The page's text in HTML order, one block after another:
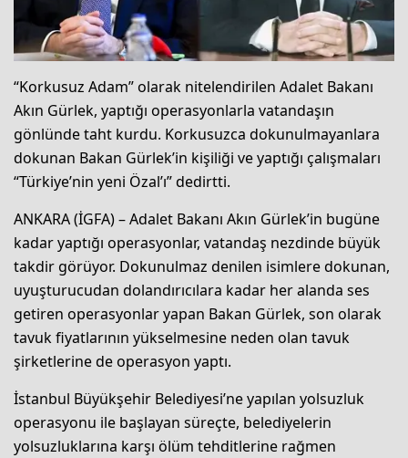
“Korkusuz Adam” olarak nitelendirilen Adalet Bakanı
Akın Gürlek, yaptığı operasyonlarla vatandaşın
gönlünde taht kurdu. Korkusuzca dokunulmayanlara
dokunan Bakan Gürlek’in kişiliği ve yaptığı çalışmaları
“Türkiye’nin yeni Özal’ı” dedirtti.
ANKARA (İGFA) – Adalet Bakanı Akın Gürlek’in bugüne
kadar yaptığı operasyonlar, vatandaş nezdinde büyük
takdir görüyor. Dokunulmaz denilen isimlere dokunan,
uyuşturucudan dolandırıcılara kadar her alanda ses
getiren operasyonlar yapan Bakan Gürlek, son olarak
tavuk fiyatlarının yükselmesine neden olan tavuk
şirketlerine de operasyon yaptı.
İstanbul Büyükşehir Belediyesi’ne yapılan yolsuzluk
operasyonu ile başlayan süreçte, belediyelerin
yolsuzluklarına karşı ölüm tehditlerine rağmen